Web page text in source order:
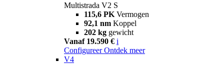
Multistrada V2 S
115,6 PK Vermogen
92,1 nm Koppel
202 kg gewicht
Vanaf 19.590 € i
Configureer Ontdek meer
V4